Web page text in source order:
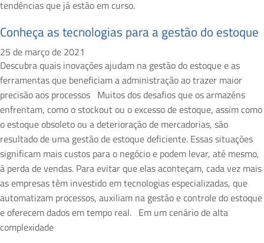
tendências que já estão em curso.
Conheça as tecnologias para a gestão do estoque
25 de março de 2021
Descubra quais inovações ajudam na gestão do estoque e as
ferramentas que beneficiam a administração ao trazer maior
precisão aos processos Muitos dos desafios que os armazéns
enfrentam, como o stockout ou o excesso de estoque, assim como
o estoque obsoleto ou a deterioração de mercadorias, são
resultado de uma gestão de estoque deficiente. Essas situações
significam mais custos para o negócio e podem levar, até mesmo,
à perda de vendas. Para evitar que elas aconteçam, cada vez mais
as empresas têm investido em tecnologias especializadas, que
automatizam processos, auxiliam na gestão e controle do estoque
e oferecem dados em tempo real. Em um cenário de alta
complexidade